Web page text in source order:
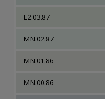
L2.03.87
MN.02.87
MN.01.86
MN.00.86